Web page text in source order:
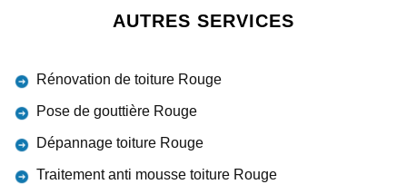
AUTRES SERVICES
Rénovation de toiture Rouge
Pose de gouttière Rouge
Dépannage toiture Rouge
Traitement anti mousse toiture Rouge